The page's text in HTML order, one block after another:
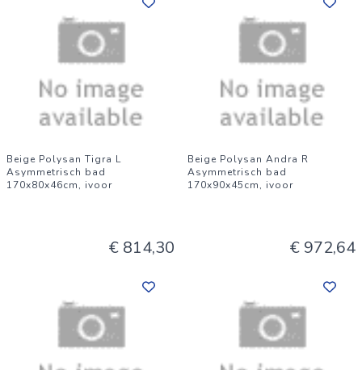
Beige Polysan Tigra L
Asymmetrisch bad
170x80x46cm, ivoor
€ 814,30
Beige Polysan Andra R
Asymmetrisch bad
170x90x45cm, ivoor
€ 972,64